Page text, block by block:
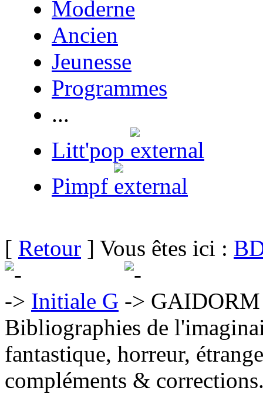
Moderne
Ancien
Jeunesse
Programmes
...
Litt'pop
Pimpf
[ Retour ] Vous êtes ici :
Initiale G
GAIDORM
Bibliographies de
fantastique, horreur,
compléments &